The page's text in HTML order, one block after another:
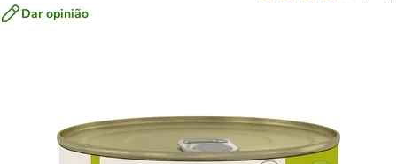
Dar opinião